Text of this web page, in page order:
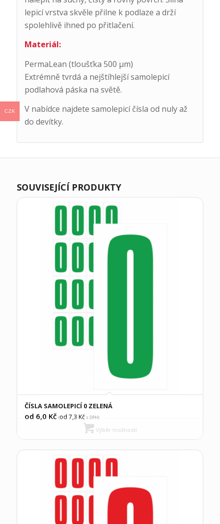
lepicí vrstva skvěle přilne k podlaze a drží
spolehlivě ihned po přitlačení.
Materiál:
PermaLean (tloušťka 500 μm)
Extrémně tvrdá a nejštíhlejší samolepicí
podlahová páska na světě.
V nabídce najdete samolepicí čísla od nuly až
do devítky.
SOUVISEJÍCÍ PRODUKTY
ČÍSLA SAMOLEPICÍ 0 ZELENÁ
od 6,0 Kč (od 7,3 Kčs DPH)
Výběr možností
CZK